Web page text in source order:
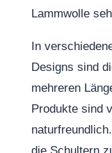
Lammwolle
In
Designs sind
mehreren
Produkte sind